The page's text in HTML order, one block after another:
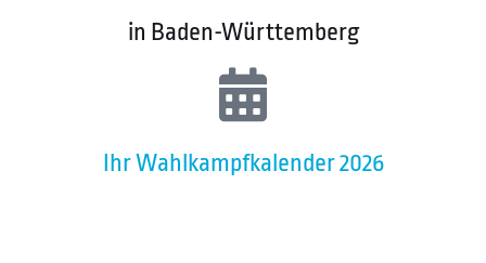
in Baden-Württemberg
Ihr Wahlkampfkalender 2026